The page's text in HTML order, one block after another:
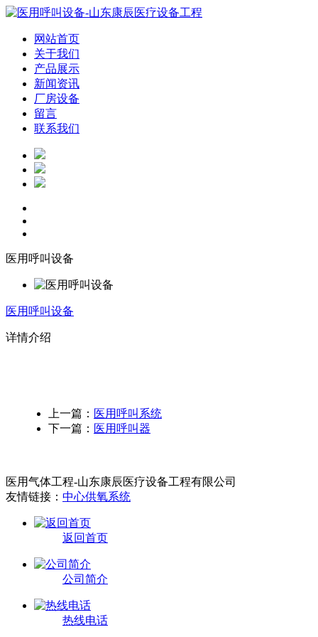
网站首页
关于我们
产品展示
新闻资讯
厂房设备
留言
联系我们
医用呼叫设备
医用呼叫设备
详情介绍
上一篇： 医用呼叫系统
下一篇： 医用呼叫器
医用气体工程-山东康辰医疗设备工程有限公司
友情链接： 中心供氧系统
返回首页
公司简介
热线电话